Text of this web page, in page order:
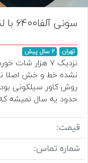
تجهیزات
مکث
افزودن
محصول
دست
دوم
قیمت
بله
سونی آلفا۶۴۰۰ با لنز ۳۰ سیگما f1.4
تهران ۲ سال پیش
نزدیک ۷ هزار
نشده خط و خش اصلا
روش کاور سیلکونی
حدود یه سال نمیشه
قیمت:
شماره تماس: